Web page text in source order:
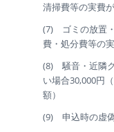
清掃費等の実費
(7) ゴミの放置
費・処分費等の
(8) 騒音・近隣
い場合30,000円
額）
(9) 申込時の虚